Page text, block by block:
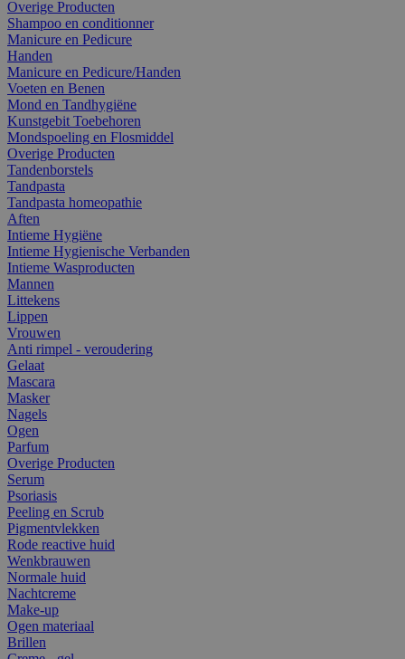
Overige Producten
Shampoo en conditionner
Manicure en Pedicure
Handen
Manicure en Pedicure/Handen
Voeten en Benen
Mond en Tandhygiëne
Kunstgebit Toebehoren
Mondspoeling en Flosmiddel
Overige Producten
Tandenborstels
Tandpasta
Tandpasta homeopathie
Aften
Intieme Hygiëne
Intieme Hygienische Verbanden
Intieme Wasproducten
Mannen
Littekens
Lippen
Vrouwen
Anti rimpel - veroudering
Gelaat
Mascara
Masker
Nagels
Ogen
Parfum
Overige Producten
Serum
Psoriasis
Peeling en Scrub
Pigmentvlekken
Rode reactive huid
Wenkbrauwen
Normale huid
Nachtcreme
Make-up
Ogen materiaal
Brillen